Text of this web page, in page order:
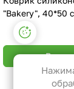
"Bakery", 40*50
В
Эти